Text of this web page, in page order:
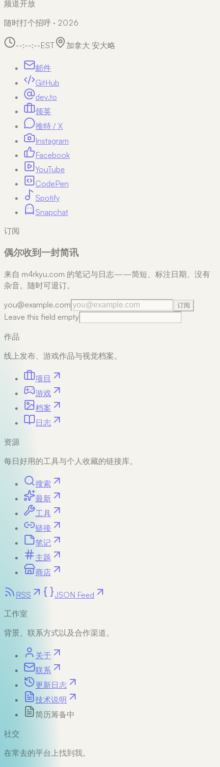
频道开放
随时打个招呼 · 2026
--:--:--EST 加拿大 安大略
邮件
GitHub
dev.to
领英
推特 / X
Instagram
Facebook
YouTube
CodePen
Spotify
Snapchat
订阅
偶尔收到一封简讯
来自 m4rkyu.com 的笔记与日志——简短、标注日期、没有
杂音。随时可退订。
you@example.com
订阅
Leave this field empty
作品
线上发布、游戏作品与视觉档案。
项目
游戏
档案
日志
资源
每日好用的工具与个人收藏的链接库。
搜索
最新
工具
链接
笔记
主题
商店
RSS
JSON Feed
工作室
背景、联系方式以及合作渠道。
关于
联系
更新日志
技术说明
简历筹备中
社交
在常去的平台上找到我。